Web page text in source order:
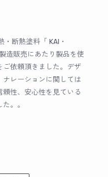
・断熱塗料「 KAI・
造販売にあたり製品を使
依頼頂きました。デザ
レーションに関しては
性、安心性を見ている
。。